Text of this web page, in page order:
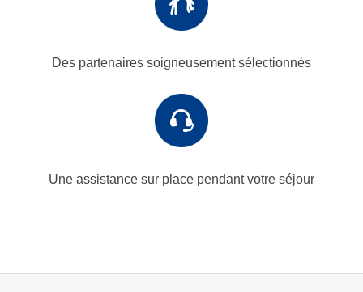
Des partenaires soigneusement sélectionnés
Une assistance sur place pendant votre séjour